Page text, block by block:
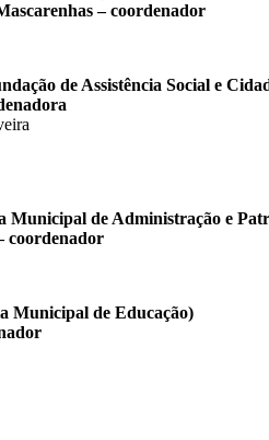
– coordenador
de Assistência Social e
Municipal de Administração e
coordenador
Municipal de Educação)